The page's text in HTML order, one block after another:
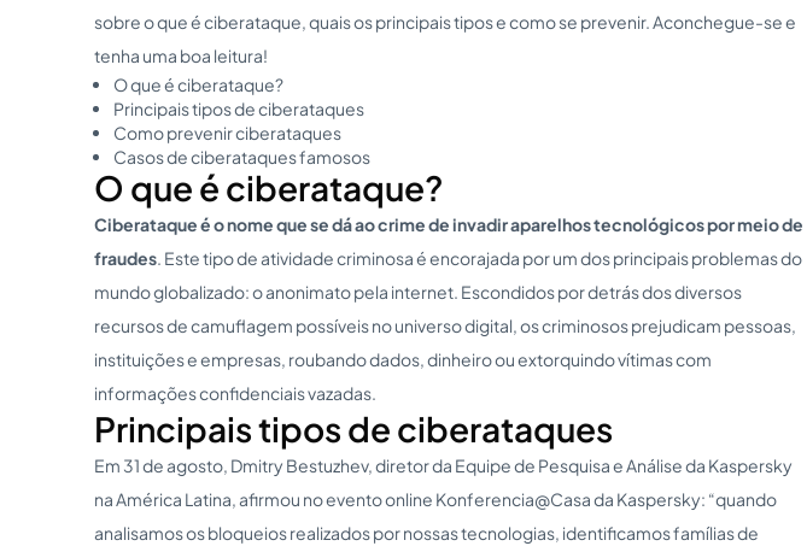
sobre o que é ciberataque, quais os principais tipos e como se prevenir. Aconchegue-se e
tenha uma boa leitura!
O que é ciberataque?
Principais tipos de ciberataques
Como prevenir ciberataques
Casos de ciberataques famosos
O que é ciberataque?
Ciberataque é o nome que se dá ao crime de invadir aparelhos tecnológicos por meio de
fraudes. Este tipo de atividade criminosa é encorajada por um dos principais problemas do
mundo globalizado: o anonimato pela internet. Escondidos por detrás dos diversos
recursos de camuflagem possíveis no universo digital, os criminosos prejudicam pessoas,
instituições e empresas, roubando dados, dinheiro ou extorquindo vítimas com
informações confidenciais vazadas.
Principais tipos de ciberataques
Em 31 de agosto, Dmitry Bestuzhev, diretor da Equipe de Pesquisa e Análise da Kaspersky
na América Latina, afirmou no evento online Konferencia@Casa da Kaspersky: “quando
analisamos os bloqueios realizados por nossas tecnologias, identificamos famílias de